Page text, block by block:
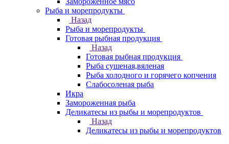
Рыба и морепродукты
Назад
Рыба и морепродукты
Готовая рыбная продукция
Назад
Готовая рыбная продукция
Рыба сушеная,вяленая
Рыба холодного и горячего копчения
Слабосоленая рыба
Икра
Замороженная рыба
Деликатесы из рыбы и морепродуктов
Назад
Деликатесы из рыбы и морепродуктов